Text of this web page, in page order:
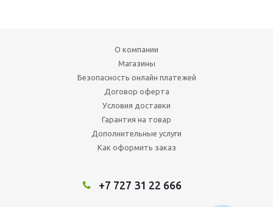
О компании
Магазины
Безопасность онлайн платежей
Договор оферта
Условия доставки
Гарантия на товар
Дополнительные услуги
Как оформить заказ
+7 727 31 22 666